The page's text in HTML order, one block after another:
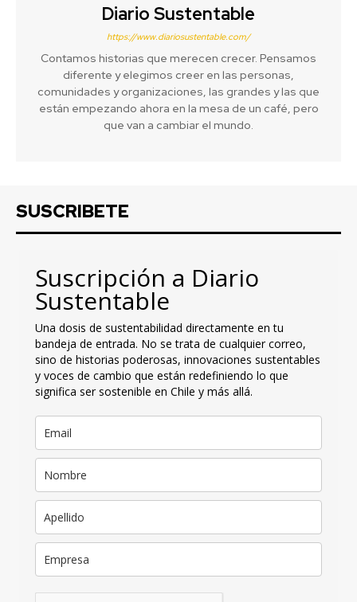
Diario Sustentable
https://www.diariosustentable.com/
Contamos historias que merecen crecer. Pensamos
diferente y elegimos creer en las personas,
comunidades y organizaciones, las grandes y las que
están empezando ahora en la mesa de un café, pero
que van a cambiar el mundo.
SUSCRIBETE
Suscripción a Diario
Sustentable
Una dosis de sustentabilidad directamente en tu
bandeja de entrada. No se trata de cualquier correo,
sino de historias poderosas, innovaciones sustentables
y voces de cambio que están redefiniendo lo que
significa ser sostenible en Chile y más allá.